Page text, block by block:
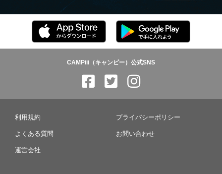
CAMPiii（キャンピー）公式SNS
利用規約 プライバシーポリシー
よくある質問 お問い合わせ
運営会社